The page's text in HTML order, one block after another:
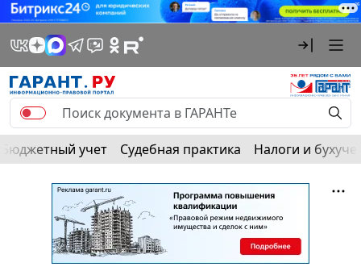
Бюджетный учет Судебная практика Налоги и